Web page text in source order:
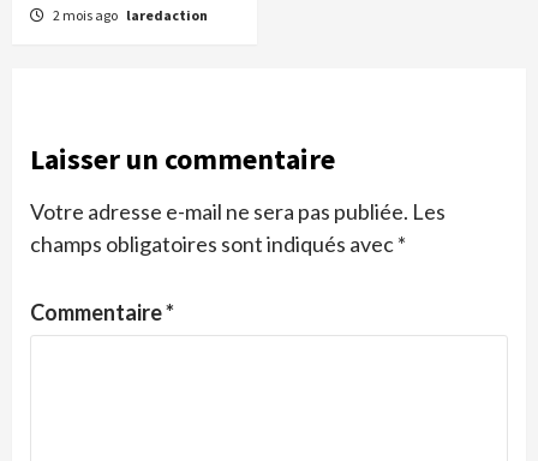
2 mois ago laredaction
Laisser un commentaire
Votre adresse e-mail ne sera pas publiée. Les
champs obligatoires sont indiqués avec*
Commentaire*